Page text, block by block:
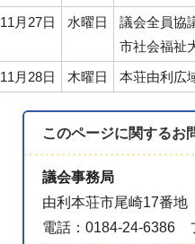
11月27日
水曜日
議会全員協
市社会福祉
11月28日
木曜日 本荘由利広
このページに関するお
議会事務局
由利本荘市尾崎17番地
電話：0184-24-6386